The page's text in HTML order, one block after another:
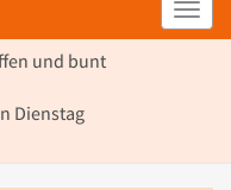
und bunt
Dienstag